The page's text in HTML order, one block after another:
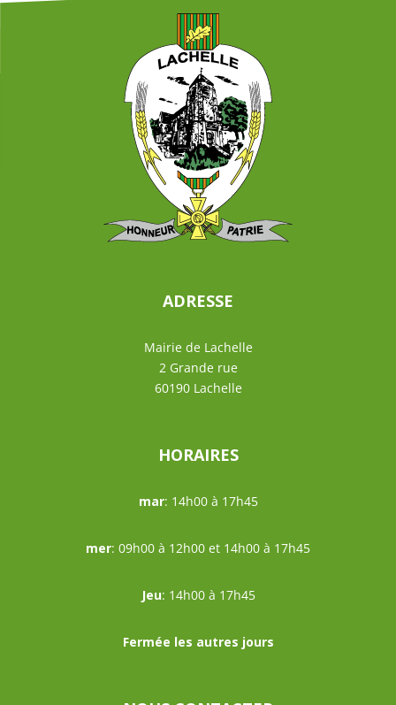
ADRESSE
Mairie de Lachelle
2 Grande rue
60190 Lachelle
HORAIRES
mar: 14h00 à 17h45
mer: 09h00 à 12h00 et 14h00 à 17h45
Jeu: 14h00 à 17h45
Fermée les autres jours